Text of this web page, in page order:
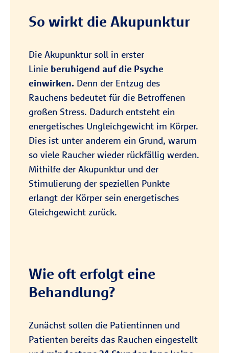
So wirkt die Akupunktur
Die Akupunktur soll in erster
Linie beruhigend auf die Psyche
einwirken. Denn der Entzug des
Rauchens bedeutet für die Betroffenen
großen Stress. Dadurch entsteht ein
energetisches Ungleichgewicht im Körper.
Dies ist unter anderem ein Grund, warum
so viele Raucher wieder rückfällig werden.
Mithilfe der Akupunktur und der
Stimulierung der speziellen Punkte
erlangt der Körper sein energetisches
Gleichgewicht zurück.
Wie oft erfolgt eine
Behandlung?
Zunächst sollen die Patientinnen und
Patienten bereits das Rauchen eingestellt